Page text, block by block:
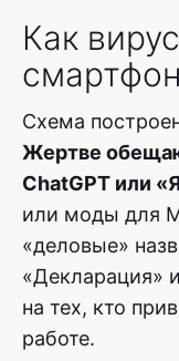
Как
смартфон
Схема
Жертве
ChatGPT или
или моды для
«деловые»
«Декларация»
на тех, кто
работе.